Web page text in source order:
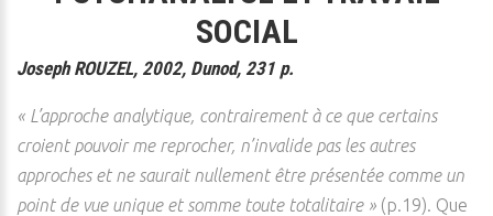
SOCIAL
Joseph ROUZEL, 2002, Dunod, 231 p.
« L’approche analytique, contrairement à ce que certains
croient pouvoir me reprocher, n’invalide pas les autres
approches et ne saurait nullement être présentée comme un
point de vue unique et somme toute totalitaire » (p.19). Que